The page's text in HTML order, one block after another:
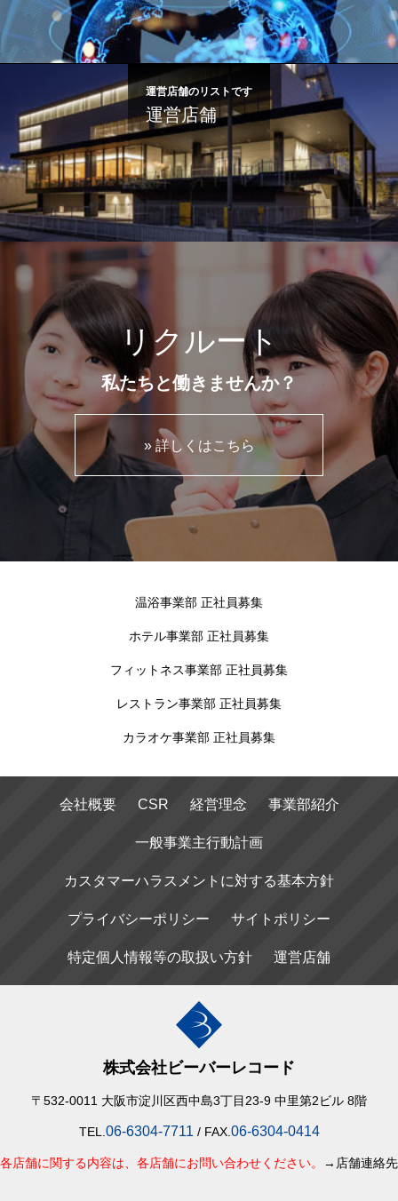
運営店舗のリストです
運営店舗
リクルート
私たちと働きませんか？
» 詳しくはこちら
温浴事業部 正社員募集
ホテル事業部 正社員募集
フィットネス事業部 正社員募集
レストラン事業部 正社員募集
カラオケ事業部 正社員募集
会社概要 CSR 経営理念 事業部紹介
一般事業主行動計画
カスタマーハラスメントに対する基本方針
プライバシーポリシー サイトポリシー
特定個人情報等の取扱い方針 運営店舗
株式会社ビーバーレコード
〒532-0011 大阪市淀川区西中島3丁目23-9 中里第2ビル 8階
TEL. 06-6304-7711 / FAX. 06-6304-0414
各店舗に関する内容は、各店舗にお問い合わせください。 →店舗連絡先